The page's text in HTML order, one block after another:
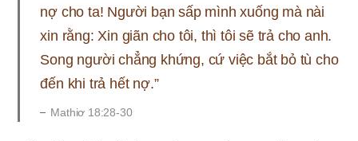
nợ cho ta! Người bạn sấp mình xuống mà nài
xin rằng: Xin giãn cho tôi, thì tôi sẽ trả cho anh.
Song người chẳng khứng, cứ việc bắt bỏ tù cho
đến khi trả hết nợ.”
Mathiơ 18:28-30